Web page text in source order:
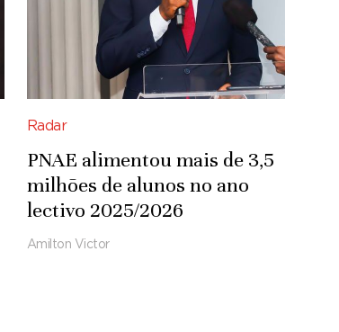
Radar
PNAE alimentou mais de 3,5
milhões de alunos no ano
lectivo 2025/2026
Amilton Victor